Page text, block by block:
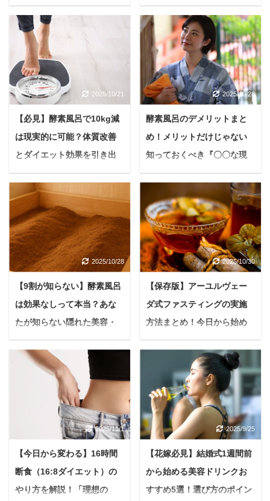
から、どのようにして波
動を高め、チャクラを活
性化し、さらには人生全
体の運気を向上させるの
か、具体的な視点から詳
しく解説します。 日常の
喧騒から離れ、本来の自
分と向き合う時間を持て
ば、あなたは心身ともに
しょう。 酵素風呂の基礎
知識：温熱効果以上 ...
手軽に酵素風呂」という
魅力的なコンセプトで、
すでに累計出荷本数50万
本を突破した「つるぽ
か」。 本記事ではつるぽ
かの人気の秘密と、実際
に使った方のリアルな
声、そして効果を最大限
に引き出す使い方まで、
「つるぽか」ってどんな
入浴液？こだわりの ...
方を徹底解説
妊活は、喜びや期待とと
もに、時には不安やプレ
ッシャーを感じる道のり
でもありますよね。 特に
「体の冷え」は、妊活中
の女性にとって大きな悩
ょうか。 冷えは血の巡り
を悪くし、心身のバラン
スを崩してしまう可能性
温め、心もほぐしてくれ
るのが、今注目されてい
る酵素風呂です。 お湯を
使わずにじんわりと体を
温める酵素風呂は、単な
る温活を超えて、心身の
リフレッシュにも繋がり
ます。 本記事では、酵素
風呂が妊活にどう役立つ
方に加え、知っておきた
い大切なポイント ...
リットとは
現代社会に生きる私たち
は、日々様々なストレス
や不調にさらされていま
す。 食生活の乱れ、運動
不足、人間関係の悩みな
ど、気づけば心身が重
いませんか？ もしあなた
が「もっと健康になりた
い」「もっと美しくなり
したい」と願うなら、
今、注目すべきデトック
ス＆体質改善メソッドが
あります。 それが、古来
からの知恵である「断食
（ファスティング）」
と、自然の力が生み出す
温熱療法「酵素風呂」を
組み合わせた相乗効果で
の二つを組み合わせるこ
とで、より深く、より効
2025/10/21
【必見】酵素風呂で10kg減
は現実的に可能？体質改善
とダイエット効果を引き出
すコツ
悩む人酵素風呂に入ると
痩せるって本当？まさか
10kgも体重が減るなん
て、夢みたいな話でし
ょ？ もしあなたが今、酵
素風呂に興味を持ちなが
いて半信半疑なら、ぜひ
最後まで読んでいただき
たいです。 世間では「酵
という声が聞かれる一方
「本当にそんな効果があ
るの？」と疑問に感じる
方も少なくないでしょ
う。 本記事では、酵素風
呂がなぜダイエットに繋
がるのか、科学的なメカ
ニズムから、実際に目標
を達成した人たちのリア
の秘訣までを徹底的に解
2025/10/28
酵素風呂のデメリットまと
め！メリットだけじゃない
知っておくべき『〇〇な現
実』と賢い選び方
温活、デトックス、美肌
など、たくさんの魅力で
注目を集める酵素風呂。
テレビやSNSでも見かけ
る機会が増え「試してみ
たい！」と感じている方
ね。 でも、どんなに素晴
らしいものにも、知って
おきたい注意点や懸念点
は、酵素風呂をこれから
体験する方や、すでに利
用しているけれど疑問が
ある方に向けて、酵素風
呂の「デメリット」に焦
点を当てて解説します。
デメリットをしっかり理
解し、対処法を知ること
で、酵素風呂をより効果
るようになりますよ。 酵
2025/10/28
【9割が知らない】酵素風呂
は効果なしって本当？あな
たが知らない隠れた美容・
健康効果を最大限に引き出
すコツ
悩む人酵素風呂に興味は
あるけれど、本当に効果
があるの？結局、効果な
かったってよく聞くし…
このような疑問を感じて
いませんか？ インターネ
両論の意見を見かけるこ
ともありますよね。 結論
2025/10/30
【保存版】アーユルヴェー
ダ式ファスティングの実施
方法まとめ！今日から始め
る「食べない」デトックス
現代を生きる私たちは、
無意識のうちに「アー
マ」と呼ばれる未消化物
や毒素を体内に溜め込ん
でいます。 これは、毎日
の食事、ストレス、そし
て蓄積されるもの。 アー
マが溜まると、体が重く
2025/11/1
【今日から変わる】16時間
断食（16:8ダイエット）の
やり方を解説！「理想の
2025/9/25
【花嫁必見】結婚式1週間前
から始める美容ドリンクお
すすめ5選！選び方のポイン